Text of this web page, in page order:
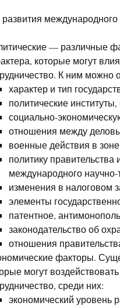
международного
— различные
которые могут
К ним можно
характер и тип
политические
социально-
отношения между
военные действия в
политику
международного научно-
изменения в налоговом
элементы
патентное,
законодательство об
отношения
факторы.
могут
среди них:
экономический уровень